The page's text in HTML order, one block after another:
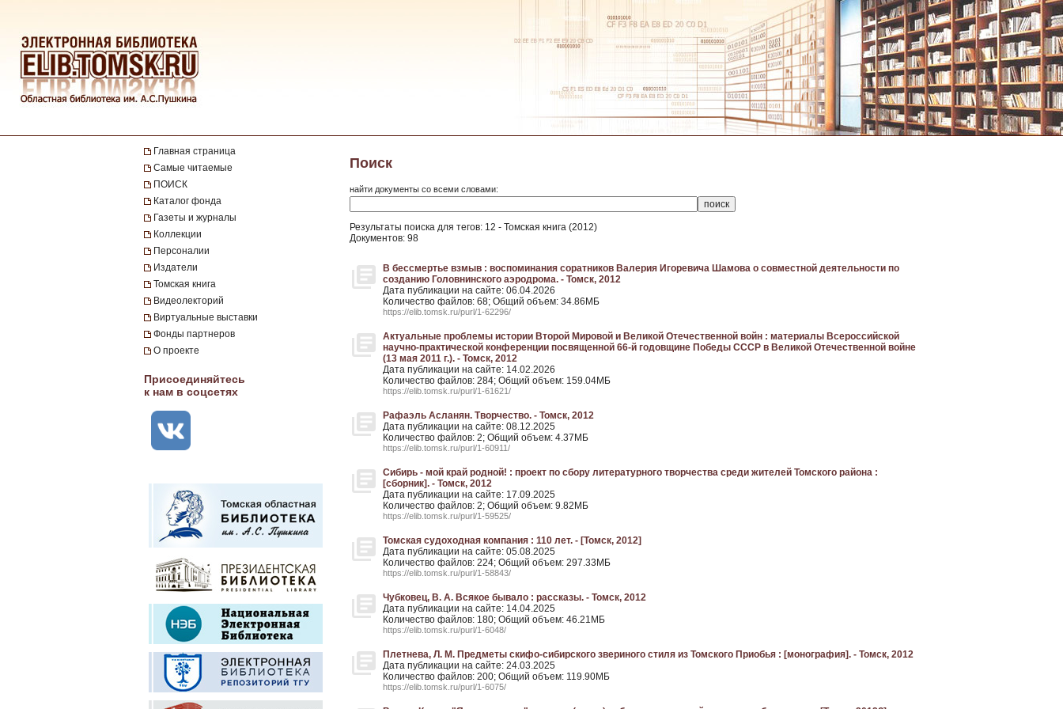
Главная страница
Самые читаемые
ПОИСК
Каталог фонда
Газеты и журналы
Коллекции
Персоналии
Издатели
Томская книга
Видеолекторий
Виртуальные выставки
Фонды партнеров
О проекте
Присоединяйтесь
к нам в соцсетях
Поиск
найти документы со всеми словами:
Результаты поиска для тегов: 12 - Томская книга (2012)
Документов: 98
В бессмертье взмыв : воспоминания соратников Валерия Игоревича Шамова о совместной деятельности по
созданию Головнинского аэродрома. - Томск, 2012
Дата публикации на сайте: 06.04.2026
Количество файлов: 68; Общий объем: 34.86МБ
https://elib.tomsk.ru/purl/1-62296/
Актуальные проблемы истории Второй Мировой и Великой Отечественной войн : материалы Всероссийской
научно-практической конференции посвященной 66-й годовщине Победы СССР в Великой Отечественной войне
(13 мая 2011 г.). - Томск, 2012
Дата публикации на сайте: 14.02.2026
Количество файлов: 284; Общий объем: 159.04МБ
https://elib.tomsk.ru/purl/1-61621/
Рафаэль Асланян. Творчество. - Томск, 2012
Дата публикации на сайте: 08.12.2025
Количество файлов: 2; Общий объем: 4.37МБ
https://elib.tomsk.ru/purl/1-60911/
Сибирь - мой край родной! : проект по сбору литературного творчества среди жителей Томского района :
[сборник]. - Томск, 2012
Дата публикации на сайте: 17.09.2025
Количество файлов: 2; Общий объем: 9.82МБ
https://elib.tomsk.ru/purl/1-59525/
Томская судоходная компания : 110 лет. - [Томск, 2012]
Дата публикации на сайте: 05.08.2025
Количество файлов: 224; Общий объем: 297.33МБ
https://elib.tomsk.ru/purl/1-58843/
Чубковец, В. А. Всякое бывало : рассказы. - Томск, 2012
Дата публикации на сайте: 14.04.2025
Количество файлов: 180; Общий объем: 46.21МБ
https://elib.tomsk.ru/purl/1-6048/
Плетнева, Л. М. Предметы скифо-сибирского звериного стиля из Томского Приобья : [монография]. - Томск, 2012
Дата публикации на сайте: 24.03.2025
Количество файлов: 200; Общий объем: 119.90МБ
https://elib.tomsk.ru/purl/1-6075/